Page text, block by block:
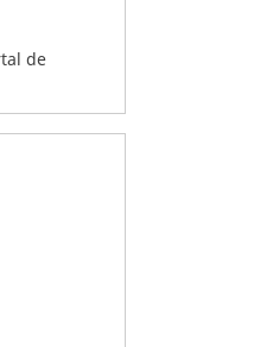
de